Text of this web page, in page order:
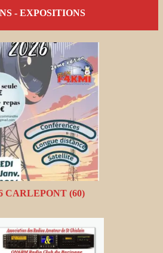
- EXPOSITIONS
CARLEPONT (60)